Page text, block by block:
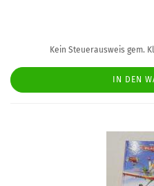
Kein Steuerausweis gem.
IN DEN